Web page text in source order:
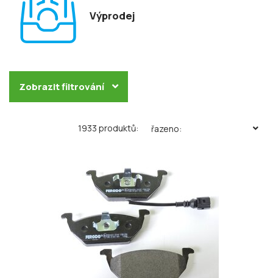
Výprodej
Zobrazit filtrování
1933 produktů: řazeno: